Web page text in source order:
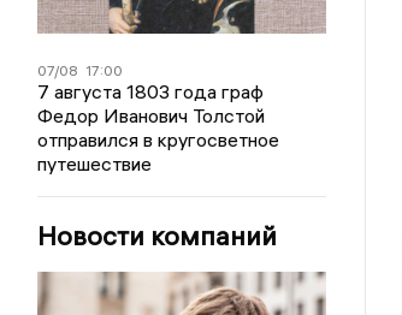
07/08 17:00
7 августа 1803 года граф
Федор Иванович Толстой
отправился в кругосветное
путешествие
Новости компаний